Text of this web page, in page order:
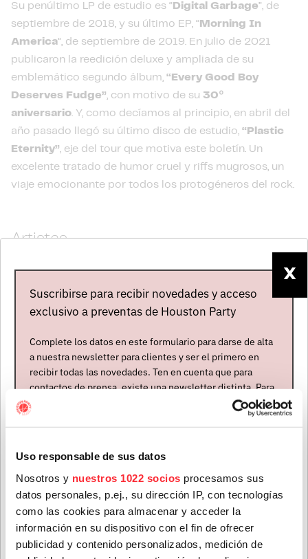
Uso responsable de sus datos
Nosotros y nuestros 1022 socios procesamos sus
datos personales, p.ej., su dirección IP, con tecnologías
como las cookies para almacenar y acceder la
información en su dispositivo con el fin de ofrecer
publicidad y contenido personalizados, medición de
Su penúltimo LP de estudio es “ Digital Garbage”, de
septiembre de 2018, y su último EP, “ Morning In
America”, de septiembre de 2019. En julio de 2021
publicaron la reedición deluxe y ampliada de su
emblemático segundo álbum, “Every Good Boy
Deserves Fudge”, con motivo de su 30º
aniversario. Y, como decíamos al principio, en abril del
año pasado llegó su último disco de estudio, “Plastic
Eternity”, eje del tour que motiva este boletín. Un
excelente tratado de humor cruel y riffs mugrosos, un
viaje emocionante por todos los protogéneros del rock.
Artistas
MUDHONEY
Estados Unidos
ÚLTIMAS NOTICIAS
X
Suscribirse para recibir novedades y acceso
exclusivo a preventas de Houston Party
Complete los datos en este formulario para darse de alta
a nuestra newsletter para clientes y ser el primero en
recibir todas las novedades. Ten en cuenta que para
contactos de prensa, existe una newsletter distinta. Para
formar parte de ella, envíanos un mensaje a
Apellidos